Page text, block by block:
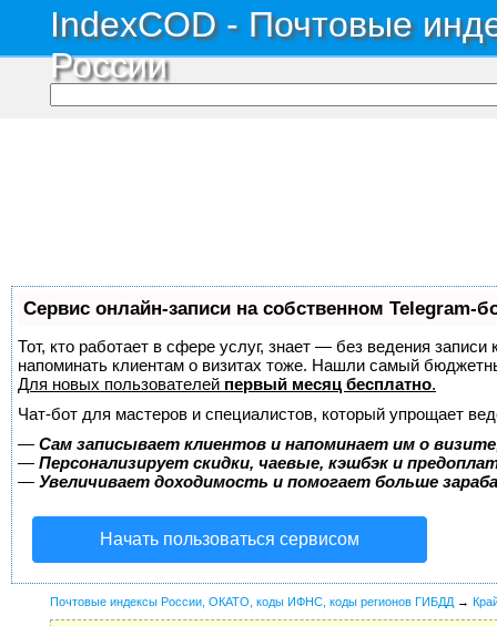
IndexCOD - Почтовые
России
Сервис онлайн-записи на собственном Telegram-
Тот, кто работает в сфере услуг, знает — без ведения
напоминать клиентам о визитах тоже. Нашли самый
Для новых пользователей первый месяц бесплатно.
Чат-бот для мастеров и специалистов, который упрощает
— Сам записывает клиентов и напоминает им о
— Персонализирует скидки, чаевые, кэшбэк и
— Увеличивает доходимость и помогает больше
Начать пользоваться сервисом
Почтовые индексы России, ОКАТО, коды ИФНС, коды регионов ГИБДД →